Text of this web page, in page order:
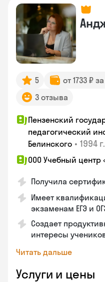
5 от 1733 ₽
3 отзыва
Пензенский
педагогический
Белинского • 1994 г.
ООО Учебный центр
Получила
Имеет
экзаменам ЕГЭ и
Создает
интересы
Читать дальше
Услуги и цены